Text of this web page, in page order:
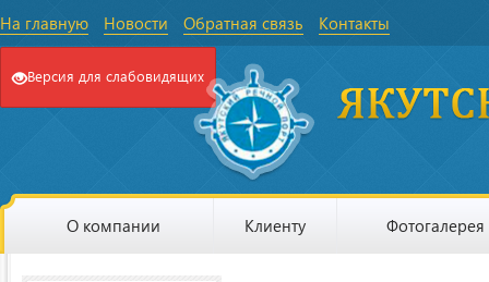
На главную Новости Обратная связь Контакты
Версия для слабовидящих
О компании Клиенту Фотогалерея